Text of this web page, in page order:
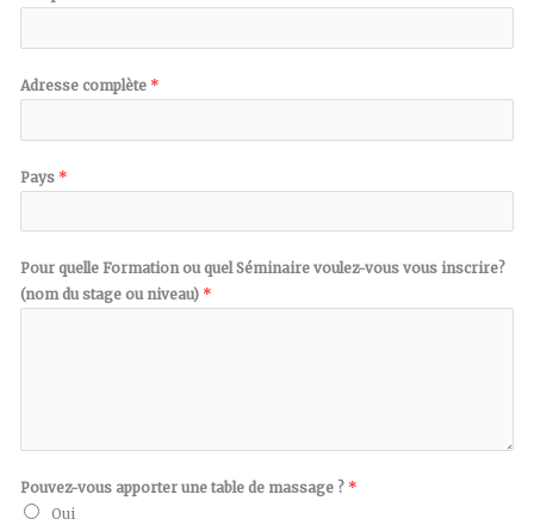
Adresse complète *
Pays *
Pour quelle Formation ou quel Séminaire voulez-vous vous inscrire?
(nom du stage ou niveau) *
Pouvez-vous apporter une table de massage ? *
Oui